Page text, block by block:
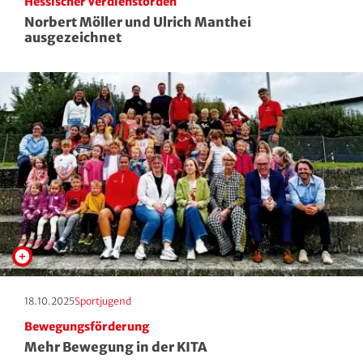
Norbert Möller und Ulrich Manthei
ausgezeichnet
Erscheinungstag:
18.10.2025
Kategorie: Sportjugend
Bewegungsförderung
Mehr Bewegung in der KITA
Roll- und Inline-Sport
Rugby
Schach
Schießsport
Schwimmen
Segeln
Skisport
Sportakrobatik